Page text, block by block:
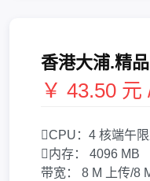
香港大浦.精
￥ 43.50 元
CPU： 4 核端午
内存：
4096 MB
带宽：
8 M 上传/8